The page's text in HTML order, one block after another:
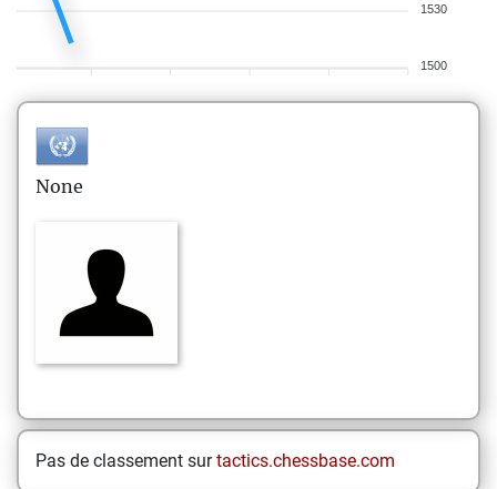
1530
1500
None
Pas de classement surtactics.chessbase.com